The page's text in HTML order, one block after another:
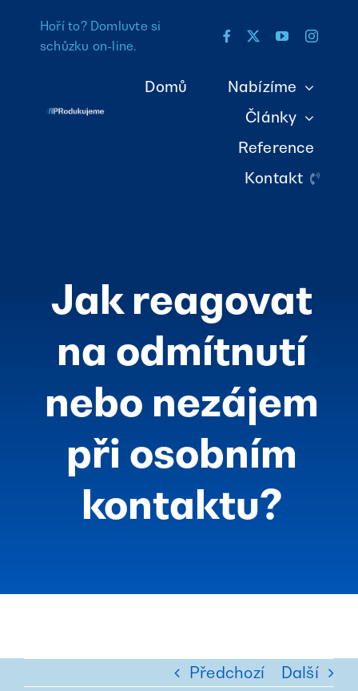
Hoří to? Domluvte si
schůzku on-line.
Domů
Nabízíme
Články
Reference
Kontakt
Jak reagovat
na odmítnutí
nebo nezájem
při osobním
kontaktu?
Předchozí Další